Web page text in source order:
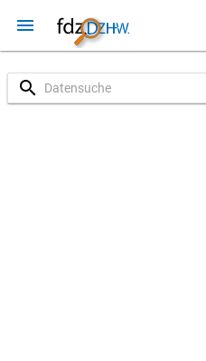
menu
search